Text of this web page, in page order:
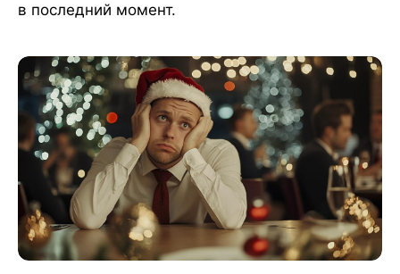
в последний момент.